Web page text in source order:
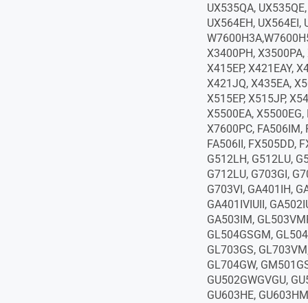
UX535QA,
UX564EH, UX564EI,
X3400PH,
X415EP, X421EAY,
X421JQ, X435EA,
X515EP, X515JP,
X5500EA,
X7600PC, FA506IM,
FA506II, FX505DD,
G512LH, G512LU,
G712LU, G703GI,
G703VI, GA401IH,
GA401IVIUII,
GA503IM,
GL504GSGM,
GL703GS,
GL704GW,
GU502GWGVGU,
GU603HE,